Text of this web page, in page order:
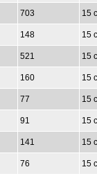
703 15
148 15
521 15
160 15
77 15
91 15
141 15
76 15